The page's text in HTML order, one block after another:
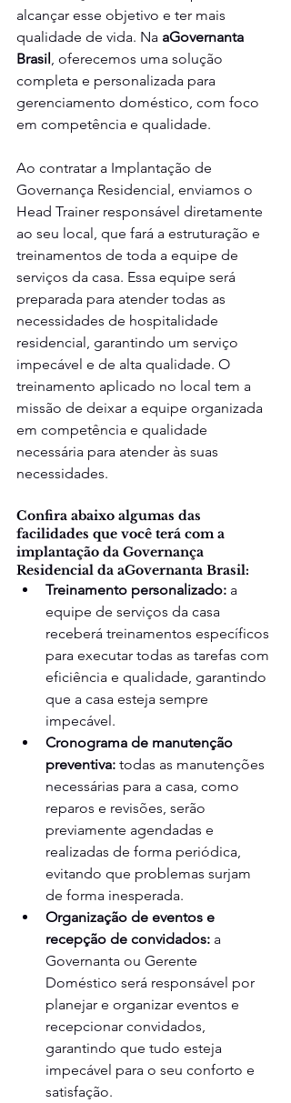
alcançar esse objetivo e ter mais
qualidade de vida. Na aGovernanta
Brasil, oferecemos uma solução
completa e personalizada para
gerenciamento doméstico, com foco
em competência e qualidade.
Ao contratar a Implantação de
Governança Residencial, enviamos o
Head Trainer responsável diretamente
ao seu local, que fará a estruturação e
treinamentos de toda a equipe de
serviços da casa. Essa equipe será
preparada para atender todas as
necessidades de hospitalidade
residencial, garantindo um serviço
impecável e de alta qualidade. O
treinamento aplicado no local tem a
missão de deixar a equipe organizada
em competência e qualidade
necessária para atender às suas
necessidades.
Confira abaixo algumas das
facilidades que você terá com a
implantação da Governança
Residencial da aGovernanta Brasil:
Treinamento personalizado: a
equipe de serviços da casa
receberá treinamentos específicos
para executar todas as tarefas com
eficiência e qualidade, garantindo
que a casa esteja sempre
impecável.
Cronograma de manutenção
preventiva: todas as manutenções
necessárias para a casa, como
reparos e revisões, serão
previamente agendadas e
realizadas de forma periódica,
evitando que problemas surjam
de forma inesperada.
Organização de eventos e
recepção de convidados: a
Governanta ou Gerente
Doméstico será responsável por
planejar e organizar eventos e
recepcionar convidados,
garantindo que tudo esteja
impecável para o seu conforto e
satisfação.